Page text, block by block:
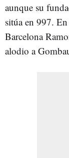
aunque su
sitúa en 997.
Barcelona
alodio a